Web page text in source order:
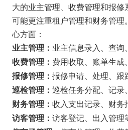
大的业主管理、收费管理和报
可能更注重租户管理和财务管
心方面：
业主管理： 业主信息录入、查询
收费管理： 费用收取、账单生成
报修管理： 报修申请、处理、跟
巡检管理： 巡检任务分配、记录
财务管理： 收入支出记录、财务
访客管理： 访客登记、出入管理